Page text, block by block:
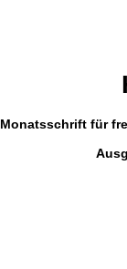
Monatsschrift für